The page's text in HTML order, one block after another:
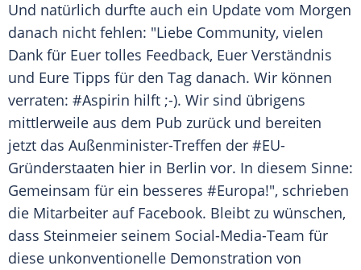
Und natürlich durfte auch ein Update vom Morgen
danach nicht fehlen: "Liebe Community, vielen
Dank für Euer tolles Feedback, Euer Verständnis
und Eure Tipps für den Tag danach. Wir können
verraten: #Aspirin hilft ;-). Wir sind übrigens
mittlerweile aus dem Pub zurück und bereiten
jetzt das Außenminister-Treffen der #EU-
Gründerstaaten hier in Berlin vor. In diesem Sinne:
Gemeinsam für ein besseres #Europa!", schrieben
die Mitarbeiter auf Facebook. Bleibt zu wünschen,
dass Steinmeier seinem Social-Media-Team für
diese unkonventionelle Demonstration von